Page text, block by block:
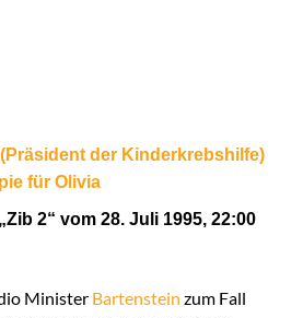
der Kinderkrebshilfe)
für Olivia
2“ vom 28. Juli 1995, 22:00
Minister Bartenstein zum Fall